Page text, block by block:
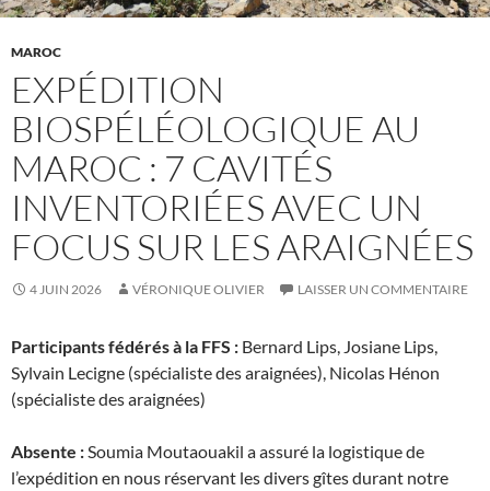
MAROC
EXPÉDITION
BIOSPÉLÉOLOGIQUE AU
MAROC : 7 CAVITÉS
INVENTORIÉES AVEC UN
FOCUS SUR LES ARAIGNÉES
4 JUIN 2026 VÉRONIQUE OLIVIER LAISSER UN COMMENTAIRE
Participants fédérés à la FFS : Bernard Lips, Josiane Lips,
Sylvain Lecigne (spécialiste des araignées), Nicolas Hénon
(spécialiste des araignées)
Absente :Soumia Moutaouakil a assuré la logistique de
l’expédition en nous réservant les divers gîtes durant notre